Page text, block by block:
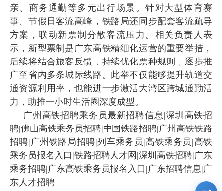
亲、商务通勤等多元出行场景。针对大型体育赛
事、节假日客流高峰，铁路局还同步配套客流疏导
方案，联动新票制分散客流压力。相关负责人表
示，新型票制是广东高铁精细化运营的重要举措，
后续将结合旅客反馈，持续优化票种规则，逐步推
广至省内多条城际线路。此举不仅能够提升轨道交
通资源利用率，也能进一步激活大湾区跨城通勤活
力，助推一小时生活圈深度成型。
广州高铁招聘乘务员最新招聘信息|深圳高铁招
聘|佛山高铁乘务员招聘|中国铁路招聘|广州高铁铁路
招聘|广州铁路局招聘|列车乘务员|高铁乘务员|高铁
乘务员报名入口|铁路招聘人才网|深圳高铁招聘|广东
乘务招聘|广东高铁乘务员报名入口|广东招聘信息|广
东人才招聘